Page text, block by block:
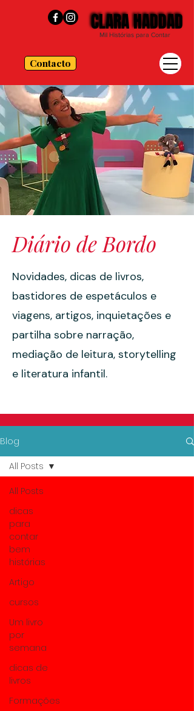
Contacto
CLARA HADDAD
CLARA HADDAD
Mil Histórias para Contar
Diário de Bordo
Novidades, dicas de livros,
bastidores de espetáculos e
viagens, artigos, inquietações e
partilha sobre narração,
mediação de leitura, storytelling
e literatura infantil.
Blog
All Posts
dicas
para
contar
bem
histórias
Artigo
cursos
Um livro
por
semana
dicas de
livros
Formações
All Posts